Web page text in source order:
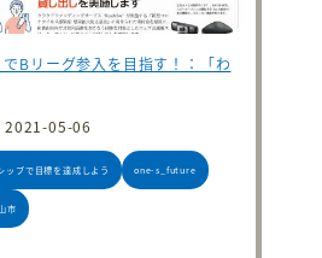
でBリーグ参入を目指す！：「わ
2021-05-06
ップで目標を達成しよう one-s_future
市